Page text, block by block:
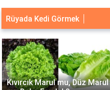
Rüyada Kedi Görmek
Kıvırcık Marul mu, Düz Marul
‹